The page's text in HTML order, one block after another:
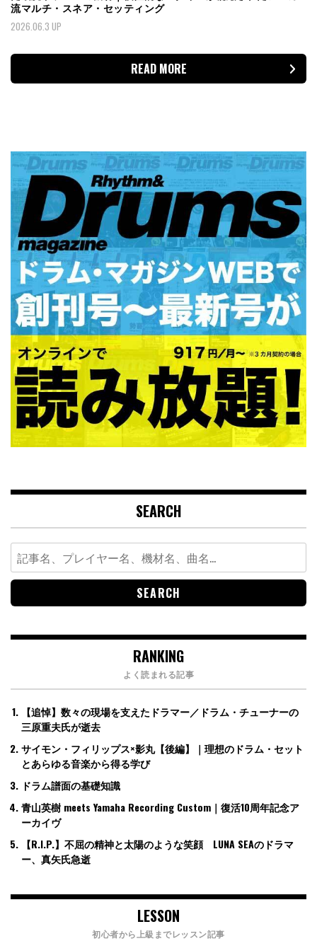
流マルチ・スネア・セッティング
2026.06.3 UP
READ MORE
SEARCH
Search
for:
RANKING
よく読まれる記事
【追悼】数々の現場を支えたドラマー／ドラム・チューナーの
三原重夫氏が逝去
サイモン・フィリップス×影丸【後編】｜理想のドラム・セット
とあらゆる音楽から得る学び
ドラム譜面の基礎知識
青山英樹 meets Yamaha Recording Custom｜復活10周年記念ア
ーカイヴ
【R.I.P.】不屈の精神と太陽のような笑顔 LUNA SEAのドラマ
ー、真矢氏急逝
LESSON
初心者から上級までレッスン記事